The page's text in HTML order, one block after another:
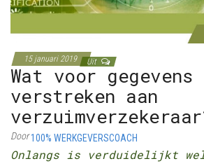
15 januari 2019 Uit
Wat voor gegevens
verstreken aan
Door100% WERKGEVERSCOACH
Onlangs is verduidelijkt